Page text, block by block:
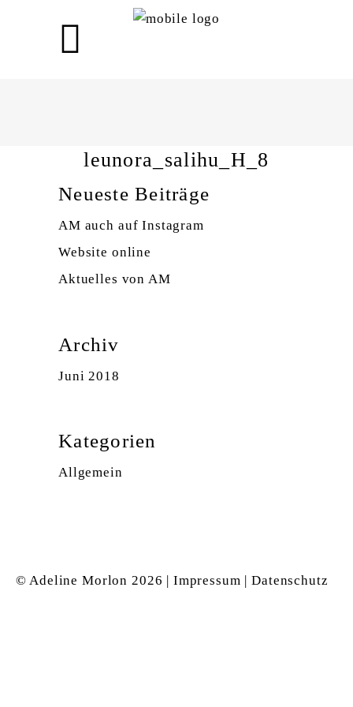
leunora_salihu_H_8
Neueste Beiträge
AM auch auf Instagram
Website online
Aktuelles von AM
Archiv
Juni 2018
Kategorien
Allgemein
© Adeline Morlon 2026 | Impressum |Datenschutz